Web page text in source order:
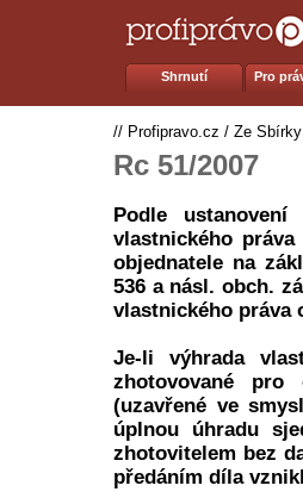
Shrnutí Pro
// Profipravo.cz / Ze
Rc 51/2007
Podle
vlastnického
objednatele na
536 a násl. obch.
vlastnického práva
Je-li výhrada
zhotovované
(uzavřené ve
úplnou úhradu
zhotovitelem bez
předáním díla